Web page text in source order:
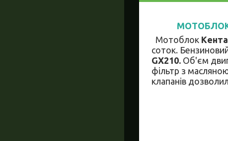
Мотоблок
соток.
GX210. Об'єм
фільтр з
клапанів